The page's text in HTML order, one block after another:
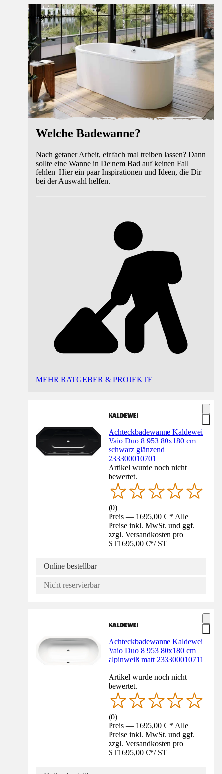
Ratgeber
Welche Badewanne?
Nach getaner Arbeit, einfach mal treiben lassen? Dann
sollte eine Wanne in Deinem Bad auf keinen Fall
fehlen. Hier ein paar Inspirationen und Ideen, die Dir
bei der Auswahl helfen.
MEHR RATGEBER & PROJEKTE
Achteckbadewanne Kaldewei
Vaio Duo 8 953 80x180 cm
schwarz glänzend
233300010701
Artikel wurde noch nicht
bewertet.
(0)
Preis — 1695,00 € * Alle
Preise inkl. MwSt. und ggf.
zzgl. Versandkosten pro
ST1695,00 €*/ ST
Online bestellbar
Nicht reservierbar
Achteckbadewanne Kaldewei
Vaio Duo 8 953 80x180 cm
alpinweiß matt 233300010711
Artikel wurde noch nicht
bewertet.
(0)
Preis — 1695,00 € * Alle
Preise inkl. MwSt. und ggf.
zzgl. Versandkosten pro
ST1695,00 €*/ ST